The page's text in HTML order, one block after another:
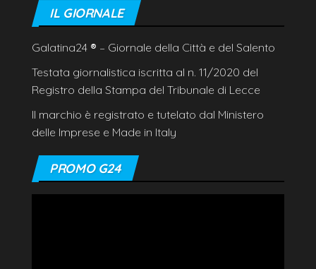
IL GIORNALE
Galatina24 ® – Giornale della Città e del Salento
Testata giornalistica iscritta al n. 11/2020 del
Registro della Stampa del Tribunale di Lecce
Il marchio è registrato e tutelato dal Ministero
delle Imprese e Made in Italy
PROMO G24